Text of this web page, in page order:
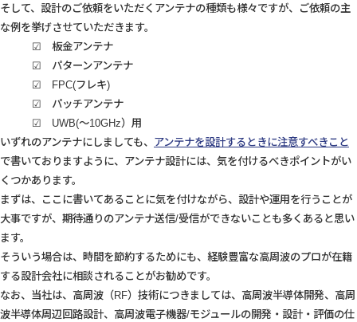
そして、設計のご依頼をいただくアンテナの種類も様々ですが、ご依頼の主
な例を挙げさせていただきます。
☑ 板金アンテナ
☑ パターンアンテナ
☑ FPC(フレキ)
☑ パッチアンテナ
☑ UWB(～10GHz）用
いずれのアンテナにしましても、 アンテナを設計するときに注意すべきこと
で書いておりますように、アンテナ設計には、気を付けるべきポイントがい
くつかあります。
まずは、ここに書いてあることに気を付けながら、設計や運用を行うことが
大事ですが、期待通りのアンテナ送信/受信ができないことも多くあると思い
ます。
そういう場合は、時間を節約するためにも、経験豊富な高周波のプロが在籍
する設計会社に相談されることがお勧めです。
なお、当社は、高周波（RF）技術につきましては、高周波半導体開発、高周
波半導体周辺回路設計、高周波電子機器/モジュールの開発・設計・評価の仕